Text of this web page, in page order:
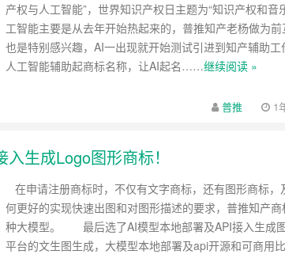
产权与人工智能”，世界知识产权日主题为“知识产权和音
工智能主要是从去年开始热起来的，普推知产老杨做为
也是特别感兴趣，AI一出现就开始测试引进到知产辅助
人工智能辅助起商标名称，让AI起名……继续阅读 »
普推 1
生成Logo图形商标！
在申请注册商标时，不仅有文字商标，还有图形商标
何更好的实现快速出图和对图形描述的要求，普推知产
种大模型。 最后选了AI模型本地部署及API接入生成
平台的文生图生成，大模型本地部署及api开源和可商用